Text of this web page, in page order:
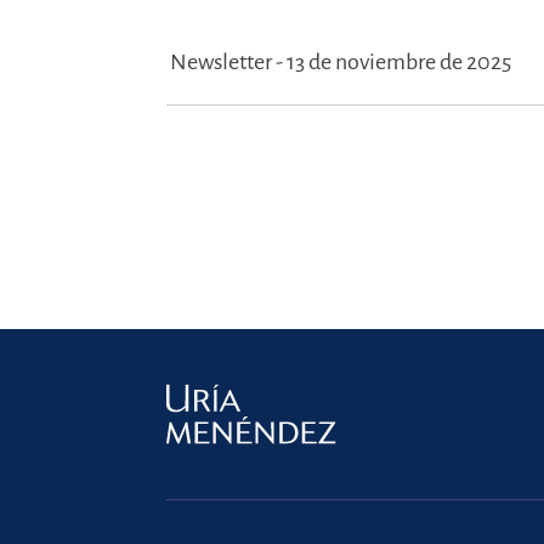
Newsletter - 13 de noviembre de 2025